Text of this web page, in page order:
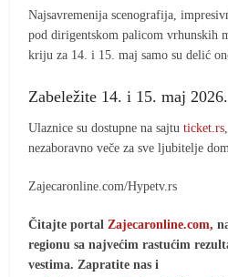
Najsavremenija scenografija,
pod dirigentskom palicom vrhunskih
kriju za 14. i 15. maj samo su delić
Zabeležite 14. i 15. maj
Ulaznice su dostupne na sajtuticket.rs
nezaboravno veče za sve ljubitelje
Zajecaronline.com/Hypetv.rs
Čitajte portalZajecaronline.com,
regionu sa najvećim rastućim
vestima. Zapratite nas i